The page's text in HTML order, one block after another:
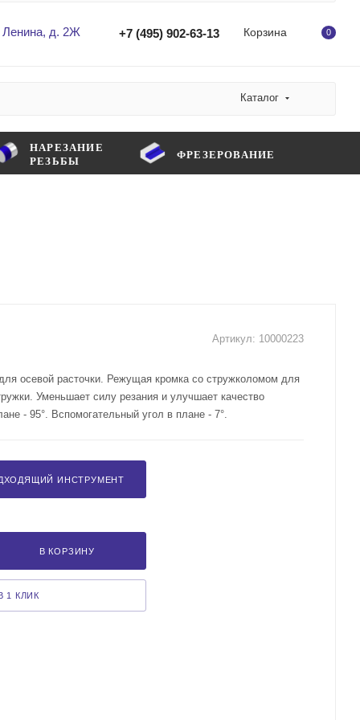
Ленина, д. 2Ж +7 (495) 902-63-13 Корзина 0
Каталог
НАРЕЗАНИЕ
РЕЗЬБЫ
ФРЕЗЕРОВАНИЕ
Артикул: 10000223
осевой расточки. Режущая кромка со стружколомом для
Уменьшает силу резания и улучшает качество
- 95°. Вспомогательный угол в плане - 7°.
ИНСТРУМЕНТ
В КОРЗИНУ
1 КЛИК